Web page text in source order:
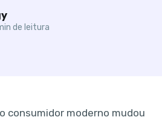
de leitura
consumidor moderno mudou